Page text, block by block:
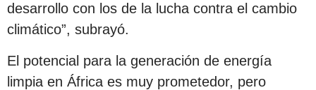
desarrollo con los de la lucha contra el cambio
climático”, subrayó.
El potencial para la generación de energía
limpia en África es muy prometedor, pero